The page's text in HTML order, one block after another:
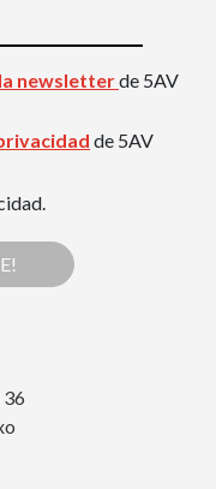
newsletterde 5AV
de 5AV
36